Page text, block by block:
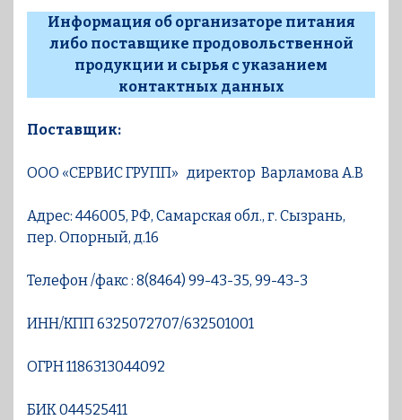
Информация об организаторе питания
либо поставщике продовольственной
продукции и сырья с указанием
контактных данных
Поставщик:
ООО «СЕРВИС ГРУПП» директор Варламова А.В
Адрес: 446005, РФ, Самарская обл., г. Сызрань,
пер. Опорный, д.16
Телефон /факс : 8(8464) 99-43-35, 99-43-3
ИНН/КПП 6325072707/632501001
ОГРН 1186313044092
БИК 044525411